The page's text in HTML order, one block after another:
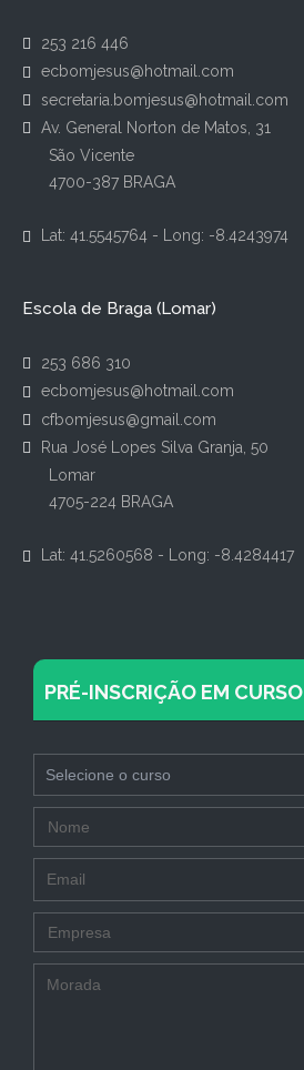
253 216 446
ecbomjesus@hotmail.com
secretaria.bomjesus@hotmail.com
Av. General Norton de Matos, 31
São Vicente
4700-387 BRAGA
Lat: 41.5545764 - Long: -8.4243974
Escola de Braga (Lomar)
253 686 310
ecbomjesus@hotmail.com
cfbomjesus@gmail.com
Rua José Lopes Silva Granja, 50
Lomar
4705-224 BRAGA
Lat: 41.5260568 - Long: -8.4284417
PRÉ-INSCRIÇÃO EM CURSO